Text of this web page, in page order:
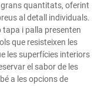
quantitats, oferint
al detall individuals.
tapa i palla presenten
que resisteixen les
les superfícies interiors
el sabor de les
a les opcions de